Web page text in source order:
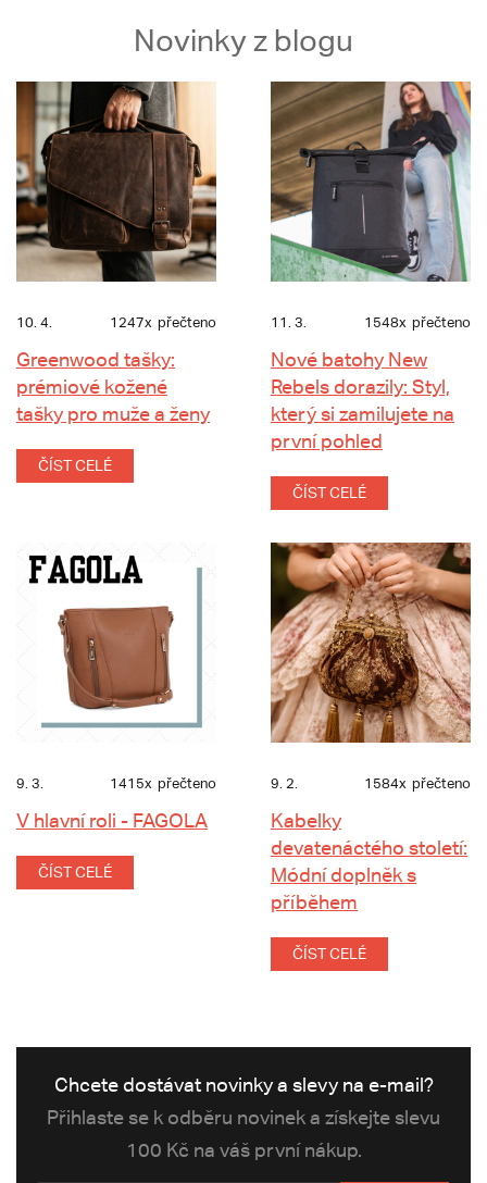
Novinky z blogu
10. 4. 1247x přečteno
Greenwood tašky:
prémiové kožené
tašky pro muže a ženy
ČÍST CELÉ
11. 3. 1548x přečteno
Nové batohy New
Rebels dorazily: Styl,
který si zamilujete na
první pohled
ČÍST CELÉ
9. 3. 1415x přečteno
V hlavní roli - FAGOLA
ČÍST CELÉ
9. 2. 1584x přečteno
Kabelky
devatenáctého století:
Módní doplněk s
příběhem
ČÍST CELÉ
Chcete dostávat novinky a slevy na e-mail?
Přihlaste se k odběru novinek a získejte slevu
100 Kč na váš první nákup.